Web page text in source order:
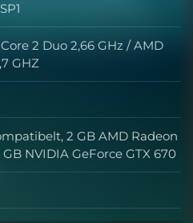
2 Duo 2,66 GHz / AMD
GHZ
2 GB AMD Radeon
NVIDIA GeForce GTX 670